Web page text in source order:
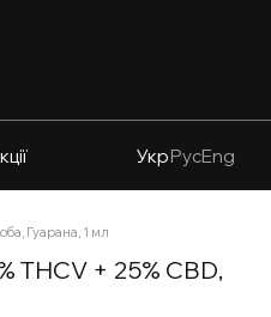
УкрРусEng
Гуарана, 1 мл
THCV + 25% CBD,